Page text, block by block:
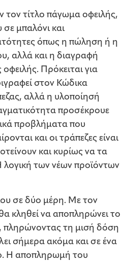
τον τίτλο πάγωμα οφειλής,
μπαλόνι και
όπως η πώληση ή η
αλλά και η διαγραφή
Πρόκειται για
στον Κώδικα
αλλά η υλοποίησή
προσέκρουε
προβλήματα που
και οι τράπεζες είναι
και κυρίως να τα
των νέων προϊόντων
σε δύο μέρη. Με τον
κληθεί να αποπληρώνει το
πληρώνοντας τη μισή δόση
σήμερα ακόμα και σε ένα
Η αποπληρωμή του